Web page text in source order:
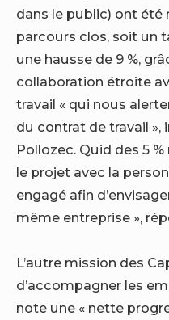
dans le public) ont été
parcours clos, soit un
une hausse de 9 %,
collaboration étroite
travail « qui nous
du contrat de travail »,
Pollozec. Quid des 5
le projet avec la
engagé afin
même entreprise »,
L’autre mission des
d’accompagner les
note une « nette